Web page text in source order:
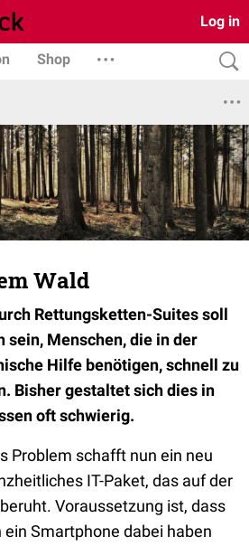
Log in
Shop
Wald
Rettungsketten-Suites soll
Menschen, die in der
Hilfe benötigen, schnell zu
Bisher gestaltet sich dies in
oft schwierig.
Problem schafft nun ein neu
IT-Paket, das auf der
Voraussetzung ist, dass
Smartphone dabei haben